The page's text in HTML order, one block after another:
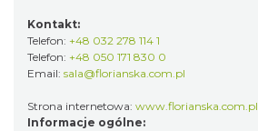
Kontakt:
Telefon: +48 032 278 114 1
Telefon: +48 050 171 830 0
Email: sala@florianska.com.pl
Strona internetowa: www.florianska.com.pl
Informacje ogólne: